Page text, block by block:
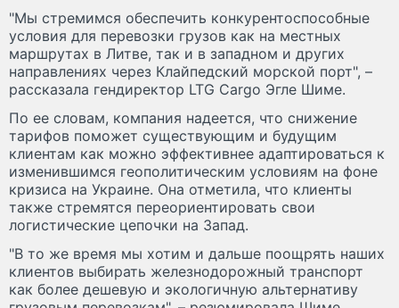
"Мы стремимся обеспечить конкурентоспособные
условия для перевозки грузов как на местных
маршрутах в Литве, так и в западном и других
направлениях через Клайпедский морской порт", –
рассказала гендиректор LTG Cargo Эгле Шиме.
По ее словам, компания надеется, что снижение
тарифов поможет существующим и будущим
клиентам как можно эффективнее адаптироваться к
изменившимся геополитическим условиям на фоне
кризиса на Украине. Она отметила, что клиенты
также стремятся переориентировать свои
логистические цепочки на Запад.
"В то же время мы хотим и дальше поощрять наших
клиентов выбирать железнодорожный транспорт
как более дешевую и экологичную альтернативу